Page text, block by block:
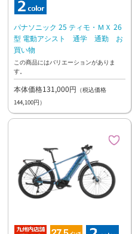
パナソニック 25 ティモ・ＭＸ 26
型 電動アシスト 通学 通勤 お
買い物
この商品にはバリエーションがありま
す。
本体価格131,000円 （税込価格
144,100円）